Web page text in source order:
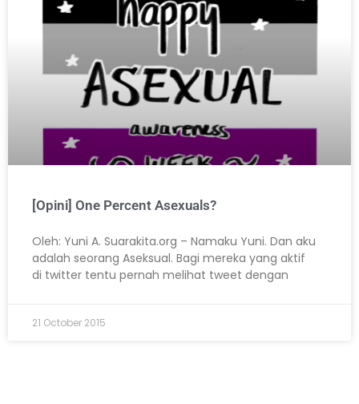
[Opini] One Percent Asexuals?
Oleh: Yuni A. Suarakita.org – Namaku Yuni. Dan aku
adalah seorang Aseksual. Bagi mereka yang aktif
di twitter tentu pernah melihat tweet dengan
21 October 2015